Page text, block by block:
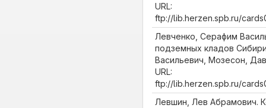
URL:
ftp://lib.herzen.spb.ru/
Левченко, Серафим
подземных кладов
Васильевич, Мозесон,
URL:
ftp://lib.herzen.spb.ru/
Левшин, Лев Абрамович.